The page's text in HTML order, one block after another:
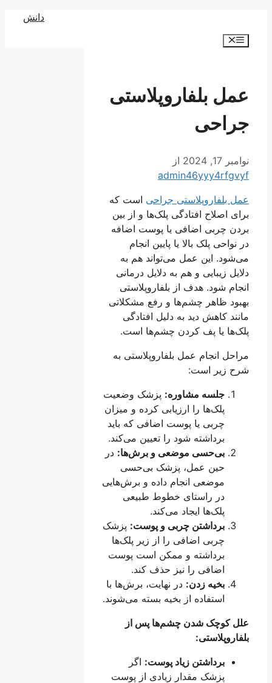
دانش
فهرست
عمل بلفاروپلاستی
جراحی
نوامبر 17, 2024
از
admin46yyy4rfgvyf
عمل بلفاروپلاستی جراحی است که
برای اصلاح افتادگی پلک‌ها و از بین
بردن چربی اضافی یا پوست اضافه
در نواحی پلک بالا یا پایین انجام
می‌شود. این عمل می‌تواند هم به
دلایل زیبایی و هم به دلایل درمانی
انجام شود. هدف از بلفاروپلاستی
بهبود ظاهر چشم‌ها و رفع مشکلاتی
مانند کاهش دید به دلیل افتادگی
پلک‌ها یا پف کردن چشم‌ها است.
مراحل انجام عمل بلفاروپلاستی به
شرح زیر است:
جلسه مشاوره:پزشک وضعیت
پلک‌ها را ارزیابی کرده و میزان
چربی یا پوست اضافی که باید
برداشته شود را تعیین می‌کند.
بی‌حسی موضعی و برش‌ها:در
حین عمل، پزشک بی‌حسی
موضعی انجام داده و برش‌هایی
در راستای خطوط طبیعی
پلک‌ها ایجاد می‌کند.
برداشتن چربی و پوست:پزشک
چربی اضافی را از زیر پلک‌ها
برداشته و ممکن است پوست
اضافی را نیز حذف کند.
بخیه زدن:در نهایت، برش‌ها با
استفاده از بخیه بسته می‌شوند.
علل کوچک شدن چشم‌ها پس از
بلفاروپلاستی:
برداشتن زیاد پوست:اگر
پزشک مقدار زیادی از پوست